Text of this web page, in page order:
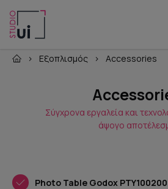
› Εξοπλισμός › Accessories
Σύγχρονα εργαλεία και
άψογο
Photo Table Godox PTY100200